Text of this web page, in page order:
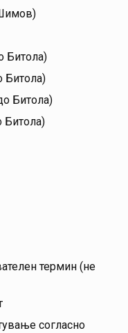
Битола)
Битола)
Битола)
Битола)
термин (не
согласно